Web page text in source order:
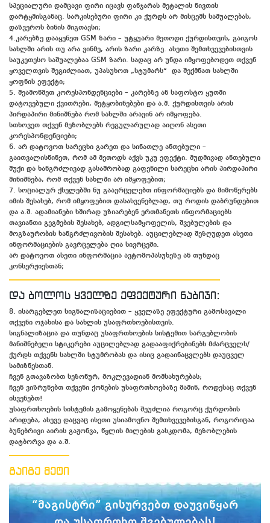
სპეციალური დამცავი ფირი იცავს ფანჯარას მეტალის ნივთის
დარტყმისგანაც. სარკისებური ფირი კი ქურდს არ მისცემს საშუალებას,
დაზვეროს ბინის შიგთავსი;
4.კარებზე დააყენეთ GSM ზარი – უტყუარი მეთოდი ქურდისთვის, გაიგოს
სახლში არის თუ არა ვინმე, არის ზარი კარზე. ასეთი შემთხვევებისთვის
საუკეთესო საშუალებაა GSM ზარი. სადაც არ უნდა იმყოფებოდეთ თქვენ
ყოველთვის შეგიძლიათ, უპასუხოთ „სტუმარს“ და შექმნათ სახლში
ყოფნის ეფექტი;
5. შეამოწმეთ კორესპონდენციები – კარებზე ან საფოსტო ყუთში
დატოვებული ქვითრები, შეტყობინებები და ა.შ. ქურდისთვის არის
პირდაპირი მინიშნება რომ სახლში არავინ არ იმყოფება.
სთხოვეთ თქვენ მეზობლებს რეგულარულად აიღონ ასეთი
კორესპონდენციები;
6. არ დატოვოთ სარეცხი გარეთ და სინათლე ანთებული –
გაითვალისწინეთ, რომ ამ მეთოდს აქვს უკუ ეფექტი. მუდმივად ანთებული
შუქი და ხანგრძლივად გასაშრობად გაფენილი სარეცხი არის პირდაპირი
მინიშნება, რომ თქვენ სახლში არ იმყოფებით;
7. სოციალურ ქსელებში ნუ გაავრცელებთ ინფორმაციებს და მიმოწერებს
იმის შესახებ, რომ იმყოფებით დასასვენებლად, თუ როდის დაბრუნდებით
და ა.შ. ადამიანები ხშირად უზიარებენ ერთმანეთს ინფორმაციებს
თავიანთი გეგმების შესახებ, ადგილსამყოფელის, შვებულების და
მოგზაურობის ხანგრძლივობის შესახებ. აუცილებლად შეზღუდეთ ასეთი
ინფორმაციების გავრცელება ღია სივრცეში.
არ დატოვოთ ასეთი ინფორმაცია ავტომოპასუხეზე ან თუნდაც
კონსერჟიესთან;
და ბოლოს ყველზე ეფექტური ნაბიჯი:
8. ისარგებლეთ სიგნალიზაციებით – ყველაზე ეფექტური გამოსავალი
თქვენი ოჯახისა და სახლის უსაფრთხოებისთვის.
სიგნალიზაცია და თუნდაც უსაფრთხოების სისტემით სარგებლობის
მანიშნებელი სტიკერები აუცილებლად გადააფიქრებინებს მძარცველს/
ქურდს თქვენს სახლში სტუმრობას და ისიც გადაინაცვლებს დაუცველ
სამიზნესთან.
ჩვენ გთავაზობთ სეზონურ, მოკლევადიან მომსახურებას;
ჩვენ ვიზრუნებთ თქვენი ქონების უსაფრთხოებაზე მაშინ, როდესაც თქვენ
ისვენებთ!
უსაფრთხოების სისტემის გამოყენებას შეუძლია როგორც ქურდობის
არიდება, ასევე დაცვაც ისეთი უსიამოვნო შემთხვევებისგან, როგორიცაა
ბუნებრივი აირის გაჟონვა, წყლის მილების გასკდომა, მეზობლების
დატბორვა და ა.შ.
გაიგე მეტი
“მაგისტრი” გისურვებთ დაუვიწყარ